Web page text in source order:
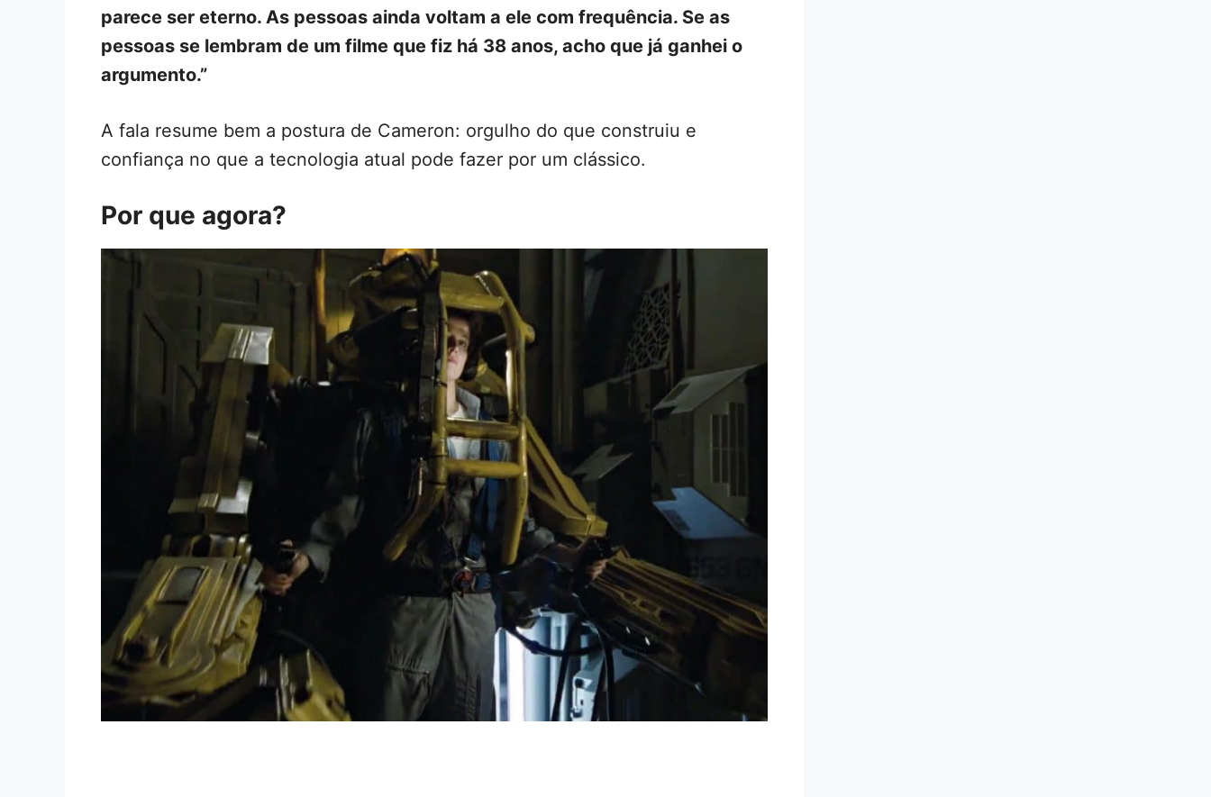
parece ser eterno. As pessoas ainda voltam a ele com frequência. Se as
pessoas se lembram de um filme que fiz há 38 anos, acho que já ganhei o
argumento.”
A fala resume bem a postura de Cameron: orgulho do que construiu e
confiança no que a tecnologia atual pode fazer por um clássico.
Por que agora?